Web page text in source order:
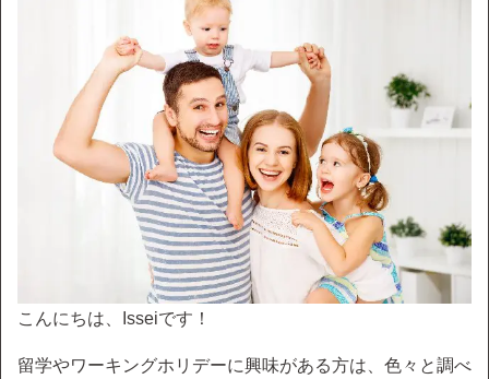
こんにちは、Isseiです！
留学やワーキングホリデーに興味がある方は、色々と調べ